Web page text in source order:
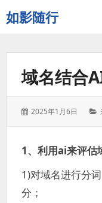
如影随行
如
果
域名结合
发
2025年1月6日
1、利用ai来评估
1)对域名进行分
分；